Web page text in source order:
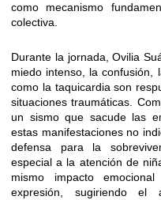
como mecanismo
colectiva.
Durante la jornada, Ovilia
miedo intenso, la confusión,
como la taquicardia son
situaciones traumáticas.
un sismo que sacude las
estas manifestaciones no
defensa para la
especial a la atención de
mismo impacto
expresión, sugiriendo el